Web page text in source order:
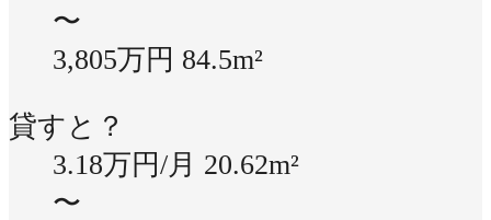
〜
3,805万円 84.5m²
貸すと？
3.18万円/月 20.62m²
〜